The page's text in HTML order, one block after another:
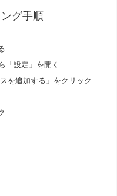
グ手順
「設定」を開く
を追加する」をクリック